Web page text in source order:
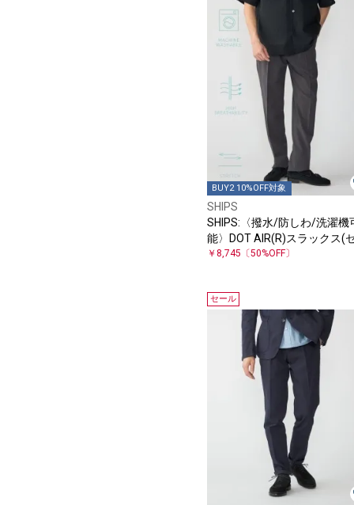
BUY2 10%OFF対象
SHIPS
SHIPS:〈撥水/防しわ/洗濯機
能〉DOT AIR(R)スラックス(
トアップ対応)
￥8,745 〔50%OFF〕
セール